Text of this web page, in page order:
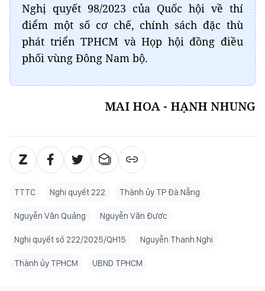
Nghị quyết 98/2023 của Quốc hội về thí
điểm một số cơ chế, chính sách đặc thù
phát triển TPHCM và Họp hội đồng điều
phối vùng Đông Nam bộ.
MAI HOA - HẠNH NHUNG
TTTC Nghị quyết 222 Thành ủy TP Đà Nẵng
Nguyễn Văn Quảng Nguyễn Văn Được
Nghị quyết số 222/2025/QH15 Nguyễn Thanh Nghị
Thành ủy TPHCM UBND TPHCM